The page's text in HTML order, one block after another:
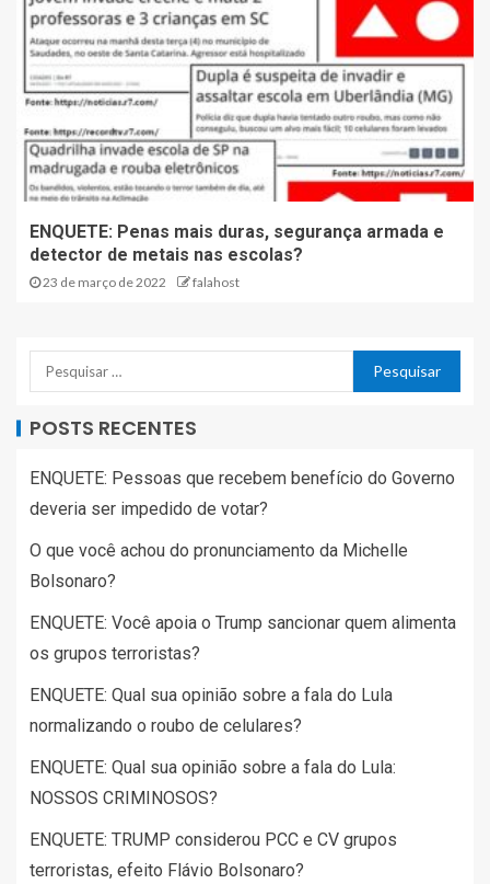
ENQUETE: Penas mais duras, segurança armada e
detector de metais nas escolas?
23 de março de 2022 falahost
POSTS RECENTES
ENQUETE: Pessoas que recebem benefício do Governo
deveria ser impedido de votar?
O que você achou do pronunciamento da Michelle
Bolsonaro?
ENQUETE: Você apoia o Trump sancionar quem alimenta
os grupos terroristas?
ENQUETE: Qual sua opinião sobre a fala do Lula
normalizando o roubo de celulares?
ENQUETE: Qual sua opinião sobre a fala do Lula:
NOSSOS CRIMINOSOS?
ENQUETE: TRUMP considerou PCC e CV grupos
terroristas, efeito Flávio Bolsonaro?